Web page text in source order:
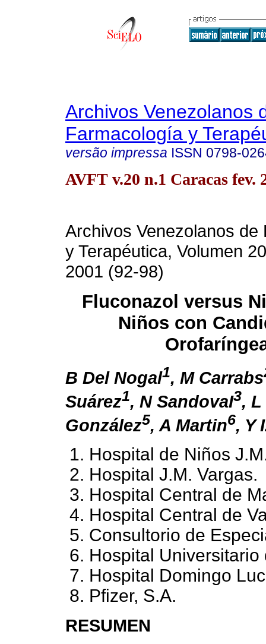
Archivos Venezolanos
Farmacología y
versão impressa ISSN 0798-
AVFT v.20 n.1 Caracas fev.
Archivos Venezolanos de
y Terapéutica, Volumen
2001 (92-98)
Fluconazol versus
Niños con
B Del Nogal1, M Carrabs
Suárez1, N SandovaI3,
González5, A Martin6, Y
Hospital de Niños
Hospital J.M. Vargas.
Hospital Central de
Hospital Central de
Consultorio de
Hospital Universitario
Hospital Domingo
Pfizer, S.A.
RESUMEN